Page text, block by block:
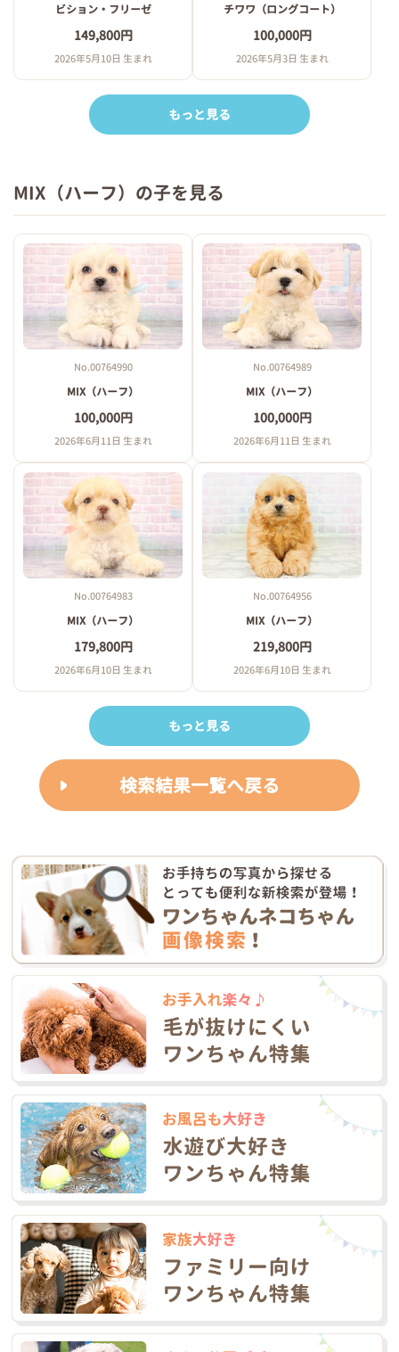
ビション・フリーゼ
149,800円
2026年5月10日 生まれ
チワワ（ロングコート）
100,000円
2026年5月3日 生まれ
もっと見る
MIX（ハーフ）の子を見る
No.00764990
MIX（ハーフ）
100,000円
2026年6月11日 生まれ
No.00764989
MIX（ハーフ）
100,000円
2026年6月11日 生まれ
No.00764983
MIX（ハーフ）
179,800円
2026年6月10日 生まれ
No.00764956
MIX（ハーフ）
219,800円
2026年6月10日 生まれ
もっと見る
検索結果一覧へ戻る